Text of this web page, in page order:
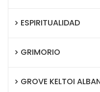
ESPIRITUALIDAD
GRIMORIO
GROVE KELTOI